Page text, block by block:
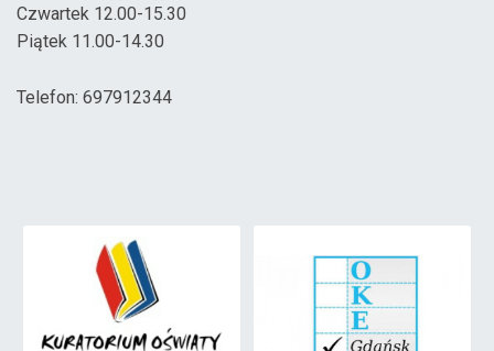
Czwartek 12.00-15.30
Piątek 11.00-14.30
Telefon: 697912344